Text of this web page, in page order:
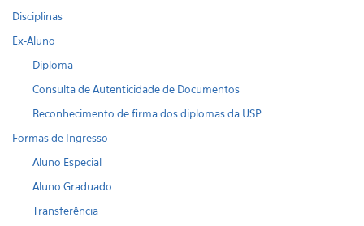
Disciplinas
Ex-Aluno
Diploma
Consulta de Autenticidade de Documentos
Reconhecimento de firma dos diplomas da USP
Formas de Ingresso
Aluno Especial
Aluno Graduado
Transferência